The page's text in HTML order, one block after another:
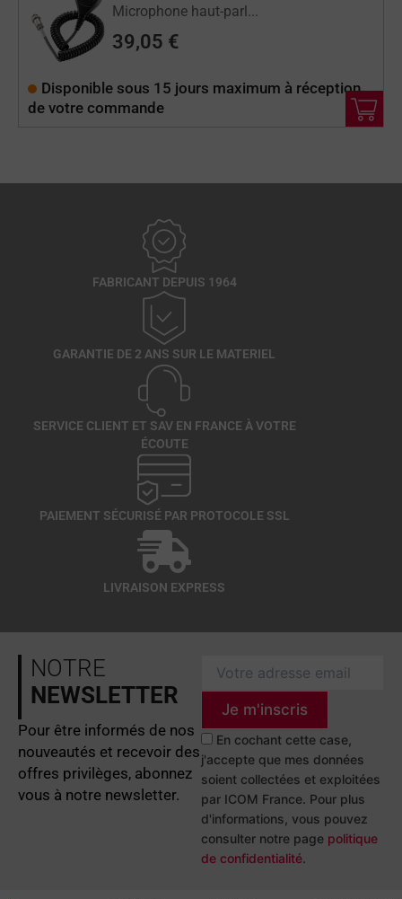
Microphone haut-parl...
39,05 €
Disponible sous 15 jours maximum à réception
de votre commande
FABRICANT DEPUIS 1964
GARANTIE DE 2 ANS SUR LE MATERIEL
SERVICE CLIENT ET SAV EN FRANCE À VOTRE
ÉCOUTE
PAIEMENT SÉCURISÉ PAR PROTOCOLE SSL
LIVRAISON EXPRESS
NOTRE
NEWSLETTER
Pour être informés de nos
nouveautés et recevoir des
offres privilèges, abonnez
vous à notre newsletter.
Je m'inscris
En cochant cette case,
j'accepte que mes données
soient collectées et exploitées
par ICOM France. Pour plus
d'informations, vous pouvez
consulter notre page politique
de confidentialité.